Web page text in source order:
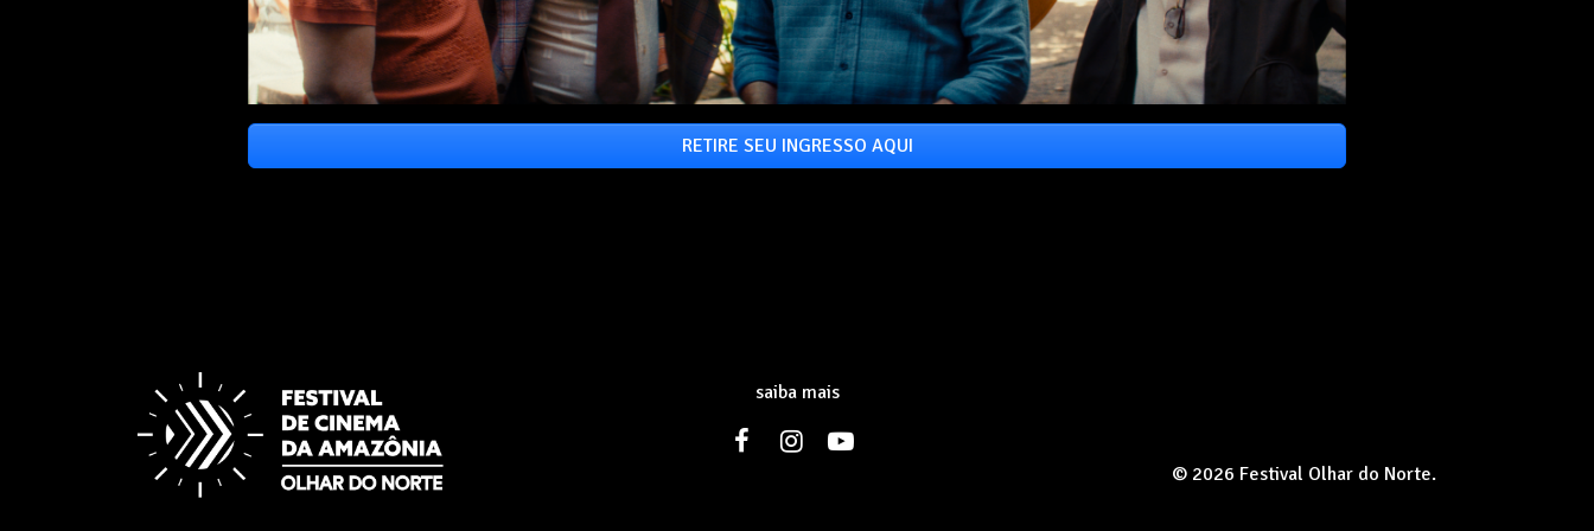
RETIRE SEU INGRESSO AQUI
saiba mais
© 2026 Festival Olhar do Norte.